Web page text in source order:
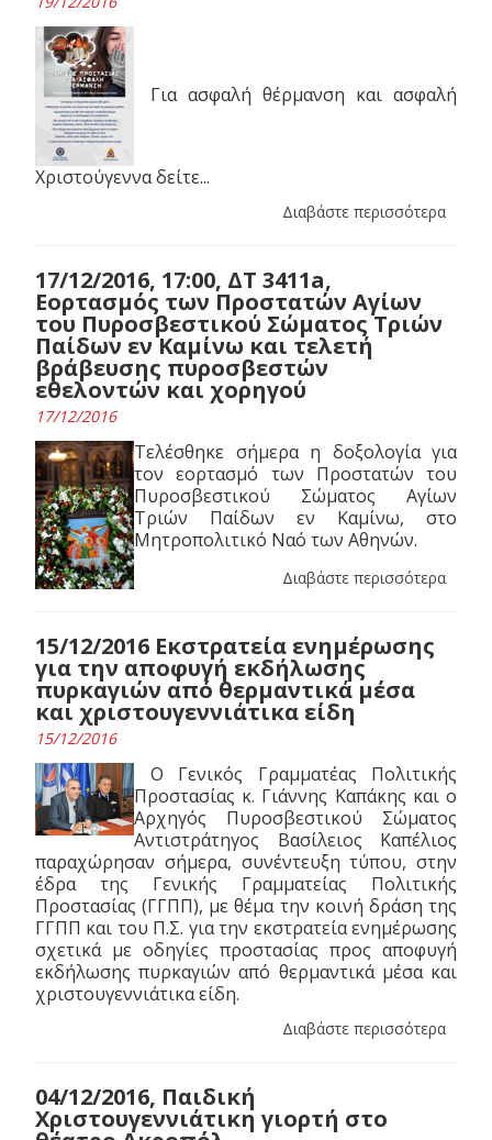
Για ασφαλή θέρμανση και ασφαλή
Χριστούγεννα δείτε...
Διαβάστε περισσότερα
17/12/2016, 17:00, ΔΤ 3411a,
Εορτασμός των Προστατών Αγίων
του Πυροσβεστικού Σώματος Τριών
Παίδων εν Καμίνω και τελετή
βράβευσης πυροσβεστών
εθελοντών και χορηγού
17/12/2016
Τελέσθηκε σήμερα η δοξολογία για
τον εορτασμό των Προστατών του
Πυροσβεστικού Σώματος Αγίων
Τριών Παίδων εν Καμίνω, στο
Μητροπολιτικό Ναό των Αθηνών.
Διαβάστε περισσότερα
15/12/2016 Εκστρατεία ενημέρωσης
για την αποφυγή εκδήλωσης
πυρκαγιών από θερμαντικά μέσα
και χριστουγεννιάτικα είδη
15/12/2016
Ο Γενικός Γραμματέας Πολιτικής
Προστασίας κ. Γιάννης Καπάκης και ο
Αρχηγός Πυροσβεστικού Σώματος
Αντιστράτηγος Βασίλειος Καπέλιος
παραχώρησαν σήμερα, συνέντευξη τύπου, στην
έδρα της Γενικής Γραμματείας Πολιτικής
Προστασίας (ΓΓΠΠ), με θέμα την κοινή δράση της
ΓΓΠΠ και του Π.Σ. για την εκστρατεία ενημέρωσης
σχετικά με οδηγίες προστασίας προς αποφυγή
εκδήλωσης πυρκαγιών από θερμαντικά μέσα και
χριστουγεννιάτικα είδη.
Διαβάστε περισσότερα
04/12/2016, Παιδική
Χριστουγεννιάτικη γιορτή στο